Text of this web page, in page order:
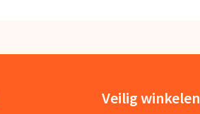
Veilig winkelen